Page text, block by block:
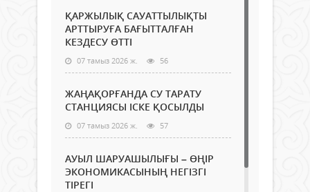
ҚАРЖЫЛЫҚ САУАТТЫЛЫҚТЫ
АРТТЫРУҒА БАҒЫТТАЛҒАН
КЕЗДЕСУ ӨТТІ
07 тамыз 2026 ж. 56
ЖАҢАҚОРҒАНДА СУ ТАРАТУ
СТАНЦИЯСЫ ІСКЕ ҚОСЫЛДЫ
07 тамыз 2026 ж. 57
АУЫЛ ШАРУАШЫЛЫҒЫ – ӨҢІР
ЭКОНОМИКАСЫНЫҢ НЕГІЗГІ
ТІРЕГІ